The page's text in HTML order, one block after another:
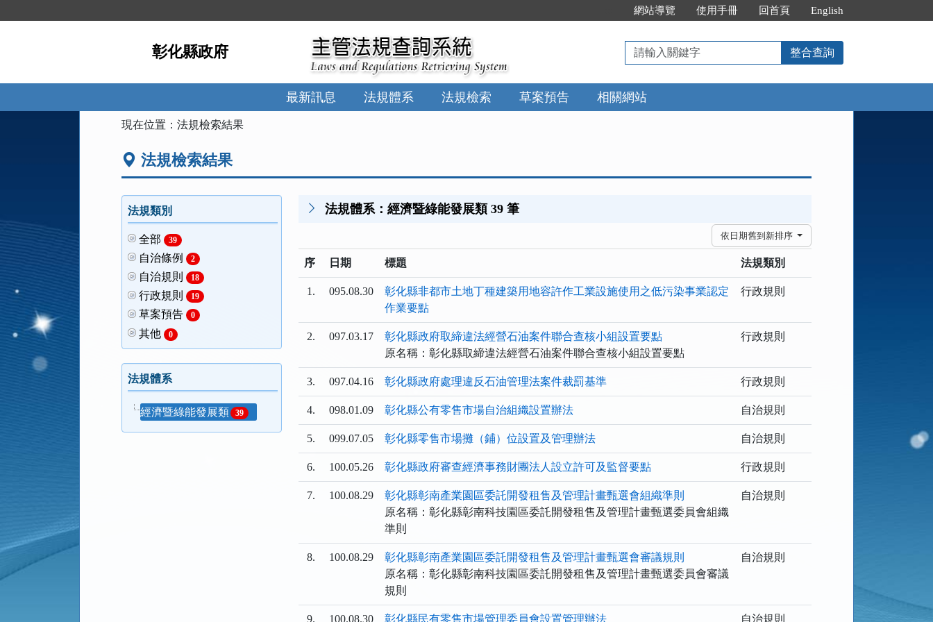
到
網站導覽 使用手冊 回首頁 English
彰化縣政府
請
輸
入
關
鍵
整合查詢
最新訊息 法規體系 法規檢索 草案預告 相關網站
現在位置：法規檢索結果
法規檢索結果
法規類別
全部 39
自治條例 2
自治規則 18
行政規則 19
草案預告 0
其他 0
法規體系
經濟暨綠能發展類 39
法規體系：經濟暨綠能發展類 39 筆
依日期舊到新排序
序 日期 標題 法規類別
1. 095.08.30
彰化縣非都市土地丁種建築用地容許作工業設施使用之低污染事業認定
作業要點
行政規則
2. 097.03.17
彰化縣政府取締違法經營石油案件聯合查核小組設置要點
原名稱：彰化縣取締違法經營石油案件聯合查核小組設置要點
行政規則
3. 097.04.16 彰化縣政府處理違反石油管理法案件裁罰基準 行政規則
4. 098.01.09 彰化縣公有零售市場自治組織設置辦法 自治規則
5. 099.07.05 彰化縣零售市場攤（鋪）位設置及管理辦法 自治規則
6. 100.05.26 彰化縣政府審查經濟事務財團法人設立許可及監督要點 行政規則
7. 100.08.29
彰化縣彰南產業園區委託開發租售及管理計畫甄選會組織準則
原名稱：彰化縣彰南科技園區委託開發租售及管理計畫甄選委員會組織
準則
自治規則
8. 100.08.29
彰化縣彰南產業園區委託開發租售及管理計畫甄選會審議規則
原名稱：彰化縣彰南科技園區委託開發租售及管理計畫甄選委員會審議
規則
自治規則
9. 100.08.30 彰化縣民有零售市場管理委員會設置管理辦法 自治規則